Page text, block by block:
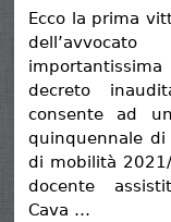
Ecco la prima
decreto
consente ad
quinquennale di
di mobilità
docente
Cava …